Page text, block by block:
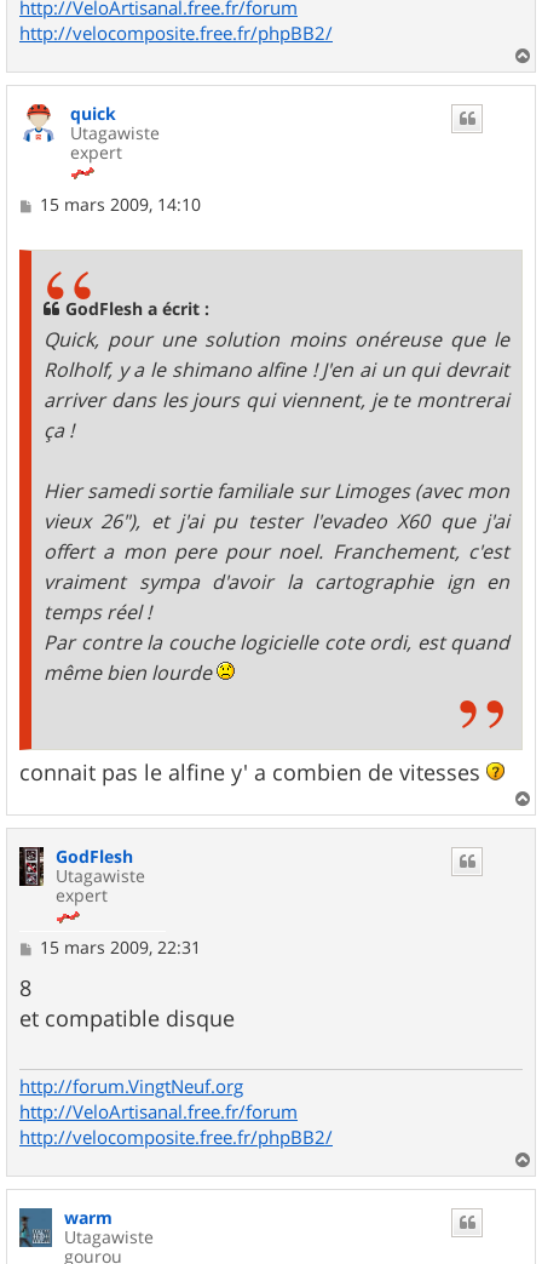
http://VeloArtisanal.free.fr/forum
http://velocomposite.free.fr/phpBB2/
a
quick
Utagawiste
expert
M15 mars 2009, 14:10
GodFlesh a écrit :
Quick, pour une solution moins onéreuse que le
Rolholf, y a le shimano alfine ! J'en ai un qui devrait
arriver dans les jours qui viennent, je te montrerai
ça !
Hier samedi sortie familiale sur Limoges (avec mon
vieux 26"), et j'ai pu tester l'evadeo X60 que j'ai
offert a mon pere pour noel. Franchement, c'est
vraiment sympa d'avoir la cartographie ign en
temps réel !
Par contre la couche logicielle cote ordi, est quand
même bien lourde
connait pas le alfine y' a combien de vitesses
a
GodFlesh
Utagawiste
expert
M
a
15 mars 2009, 22:31
8
et compatible disque
http://forum.VingtNeuf.org
http://VeloArtisanal.free.fr/forum
http://velocomposite.free.fr/phpBB2/
a
warm
Utagawiste
gourou